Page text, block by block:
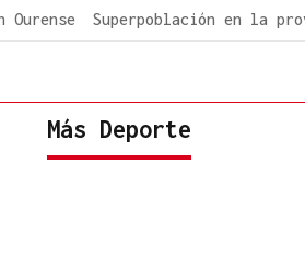
Ourense Superpoblación en la
Más Deporte